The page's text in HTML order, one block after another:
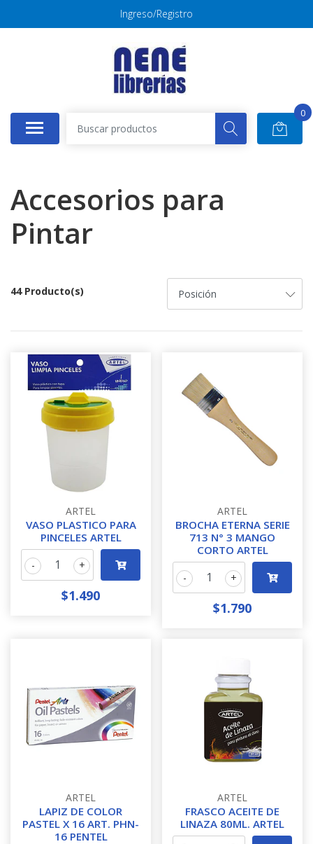
Ingreso/Registro
0
Accesorios para
Pintar
44 Producto(s)
ARTEL
VASO PLASTICO PARA
PINCELES ARTEL
+
-
$1.490
ARTEL
BROCHA ETERNA SERIE
713 N° 3 MANGO
CORTO ARTEL
+
-
$1.790
ARTEL
LAPIZ DE COLOR
PASTEL X 16 ART. PHN-
16 PENTEL
ARTEL
FRASCO ACEITE DE
LINAZA 80ML. ARTEL